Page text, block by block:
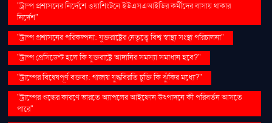
"ট্রাম্প প্রশাসনের নির্দেশে ওয়াশিংটনে ইউএসএআইডির কর্মীদের বাসায় থাকার
নির্দেশ"
"ট্রাম্প প্রশাসনের পরিকল্পনা: যুক্তরাষ্ট্রের নেতৃত্বে বিশ্ব স্বাস্থ্য সংস্থা পরিচালনা"
"ট্রাম্প প্রেসিডেন্ট হলে কি যুক্তরাষ্ট্রে আদানির সমস্যা সমাধান হবে?"
"ট্রাম্পের বিদ্বেষপূর্ণ বক্তব্য: গাজায় যুদ্ধবিরতি চুক্তি কি ঝুঁকির মধ্যে?"
"ট্রাম্পের শুল্কের কারণে ভারতে অ্যাপলের আইফোন উৎপাদনে কী পরিবর্তন আসতে
পারে"